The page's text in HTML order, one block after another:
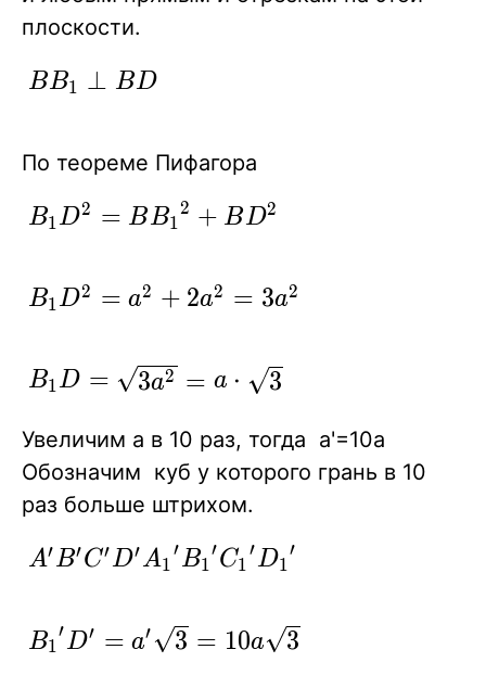
\perp
плоскости.
BB_1
BB1 ⊥ BD
По теореме Пифагора
B_1D^2=
B1D2 = BB1
2 + BD2
B_1D^2=a^2+2a^2=3a^2
B1D2 = a2 + 2a2 = 3a2
B_1D=\sqrt
\sqrt {3}
B1D = 3a2 = a ⋅ 3
Увеличим a в 10 раз, тогда a'=10a
Обозначим куб у которого грань в 10
раз больше штрихом.
A'B'C'D'
{C_1}'
{D_1}'
A′B′C′D′A1
′B1
′C1
′D1
′
{B_1}'D'=a'\sqrt
B1
′D′ = a′ 3 = 10a 3